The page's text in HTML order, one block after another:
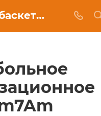
Кольцо баскетбольное амортизационное MR-BRim7Am цена 5 990 ₽ в Красноярске купить в интернет-магазине экипировочного клуба